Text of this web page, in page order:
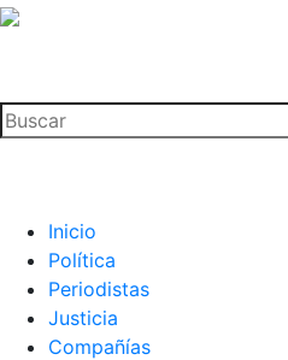
La
Buitre
Inicio
Política
Periodistas
Justicia
Compañías